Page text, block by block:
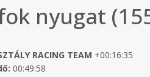
nyugat
RACING TEAM +00:16:35
00:49:58